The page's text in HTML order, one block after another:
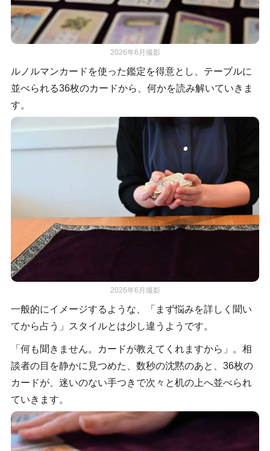
2026年6月撮影
ルノルマンカードを使った鑑定を得意とし、テーブルに
並べられる36枚のカードから、何かを読み解いていきま
す。
2026年6月撮影
一般的にイメージするような、「まず悩みを詳しく聞い
てから占う」スタイルとは少し違うようです。
「何も聞きません。カードが教えてくれますから」。相
談者の目を静かに見つめた、数秒の沈黙のあと、36枚の
カードが、迷いのない手つきで次々と机の上へ並べられ
ていきます。